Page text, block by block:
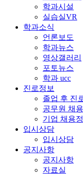
학과시설
실습실VR
학과소식
언론보도
학과뉴스
영상갤러리
포토뉴스
학과 ucc
진로정보
졸업 후 진
공무원 채
기업 채용
입시상담
입시상담
공지사항
공지사항
자료실